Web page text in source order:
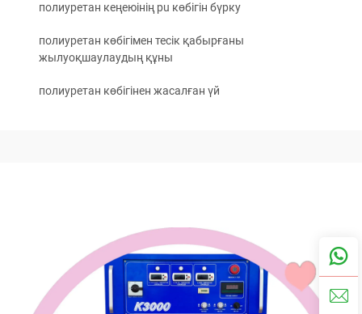
полиуретан кеңеюінің pu көбігін бүрку
полиуретан көбігімен тесік қабырғаны
жылуоқшаулаудың құны
полиуретан көбігінен жасалған үй